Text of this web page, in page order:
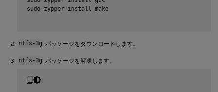
sudo zypper install make
ntfs-3g パッケージをダウンロードします。
ntfs-3g パッケージを解凍します。